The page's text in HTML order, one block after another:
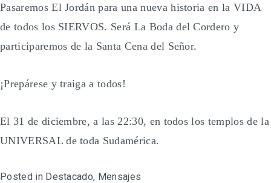
Pasaremos El Jordán para una nueva historia en la VIDA
de todos los SIERVOS. Será La Boda del Cordero y
participaremos de la Santa Cena del Señor.
¡Prepárese y traiga a todos!
El 31 de diciembre, a las 22:30, en todos los templos de la
UNIVERSAL de toda Sudamérica.
Posted in Destacado, Mensajes